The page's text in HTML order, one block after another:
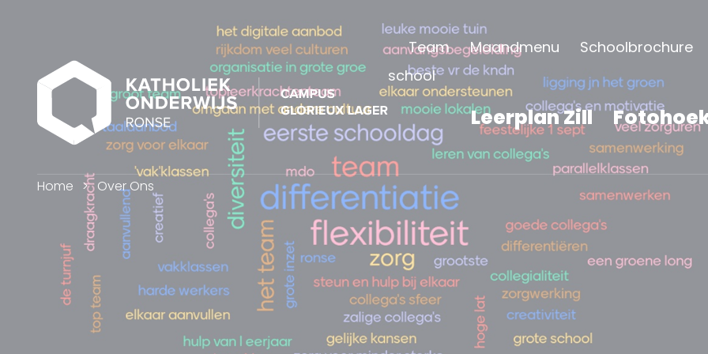
Team Maandmenu Schoolbrochure
school
Leerplan Zill
Home Over Ons